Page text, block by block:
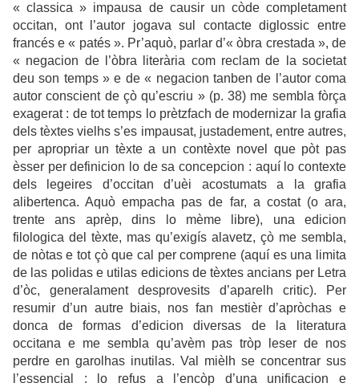
« classica » impausa de causir un còde completament
occitan, ont l’autor jogava sul contacte diglossic entre
francés e « patés ». Pr’aquò, parlar d’« òbra crestada », de
« negacion de l’òbra literària com reclam de la societat
deu son temps » e de « negacion tanben de l’autor coma
autor conscient de çò qu’escriu » (p. 38) me sembla fòrça
exagerat : de tot temps lo prètzfach de modernizar la grafia
dels tèxtes vielhs s’es impausat, justadement, entre autres,
per apropriar un tèxte a un contèxte novel que pòt pas
èsser per definicion lo de sa concepcion : aquí lo contexte
dels legeires d’occitan d’uèi acostumats a la grafia
alibertenca. Aquò empacha pas de far, a costat (o ara,
trente ans aprèp, dins lo mème libre), una edicion
filologica del tèxte, mas qu’exigís alavetz, çò me sembla,
de nòtas e tot çò que cal per comprene (aquí es una limita
de las polidas e utilas edicions de tèxtes ancians per Letra
d’òc, generalament desprovesits d’aparelh critic). Per
resumir d’un autre biais, nos fan mestièr d’apròchas e
donca de formas d’edicion diversas de la literatura
occitana e me sembla qu’avèm pas tròp leser de nos
perdre en garolhas inutilas. Val mièlh se concentrar sus
l’essencial : lo refus a l’encòp d’una unificacion e